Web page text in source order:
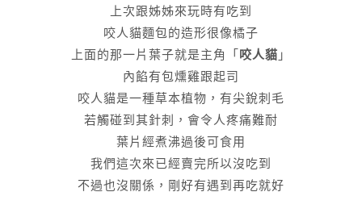
上次跟姊姊來玩時有吃到
咬人貓麵包的造形很像橘子
上面的那一片葉子就是主角「 咬人貓 」
內餡有包燻雞跟起司
咬人貓是一種草本植物，有尖銳刺毛
若觸碰到其針刺，會令人疼痛難耐
葉片經煮沸過後可食用
我們這次來已經賣完所以沒吃到
不過也沒關係，剛好有遇到再吃就好